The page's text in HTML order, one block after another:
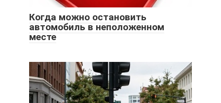
Когда можно остановить
автомобиль в неположенном
месте